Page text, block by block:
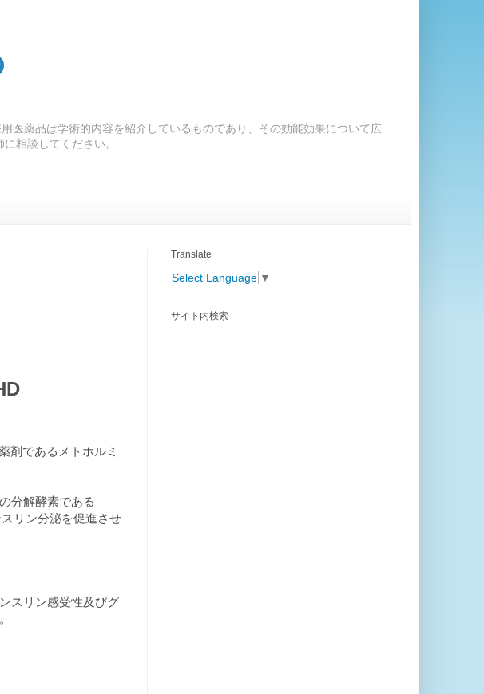
医薬品は学術的内容を紹介しているものであり、その効能効果について広
相談してください。
剤であるメトホルミ
分解酵素である
リン分泌を促進させ
スリン感受性及びグ
Translate
Select Language ▼
サイト内検索